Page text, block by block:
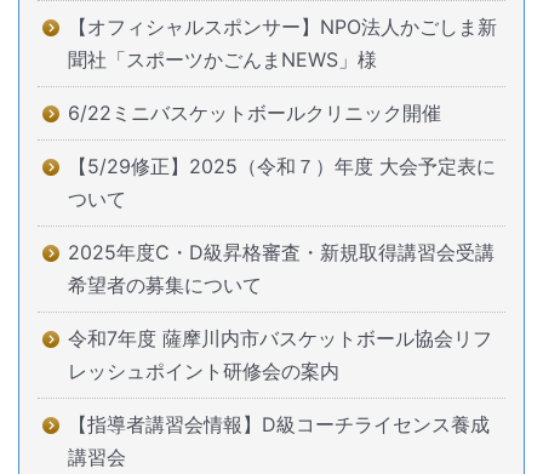
【オフィシャルスポンサー】NPO法人かごしま新
聞社「スポーツかごんまNEWS」様
6/22ミニバスケットボールクリニック開催
【5/29修正】2025（令和７）年度 大会予定表に
ついて
2025年度C・D級昇格審査・新規取得講習会受講
希望者の募集について
令和7年度 薩摩川内市バスケットボール協会リフ
レッシュポイント研修会の案内
【指導者講習会情報】D級コーチライセンス養成
講習会